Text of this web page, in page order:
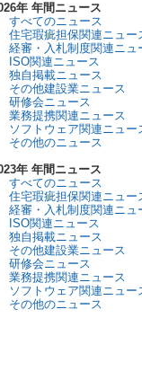
年 年間ニュース
すべてのニュース
住宅瑕疵担保関連ニュー
経審・入札制度関連ニュ
ISO関連ニュース
独自掲載ニュース
その他建設業ニュース
研修会ニュース
業務提携関連ニュース
ソフトウェア関連ニュー
その他のニュース
年 年間ニュース
すべてのニュース
住宅瑕疵担保関連ニュー
経審・入札制度関連ニュ
ISO関連ニュース
独自掲載ニュース
その他建設業ニュース
研修会ニュース
業務提携関連ニュース
ソフトウェア関連ニュー
その他のニュース